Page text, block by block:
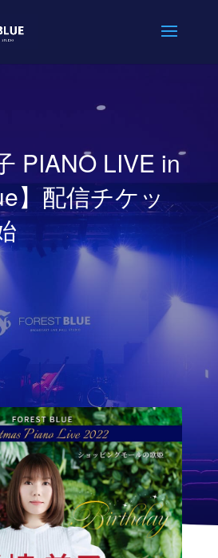
PIANO LIVE in
】配信チケッ